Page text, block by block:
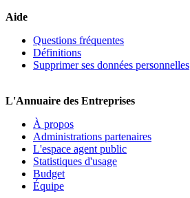
Aide
Questions fréquentes
Définitions
Supprimer ses données personnelles
L'Annuaire des Entreprises
À propos
Administrations partenaires
L'espace agent public
Statistiques d'usage
Budget
Équipe